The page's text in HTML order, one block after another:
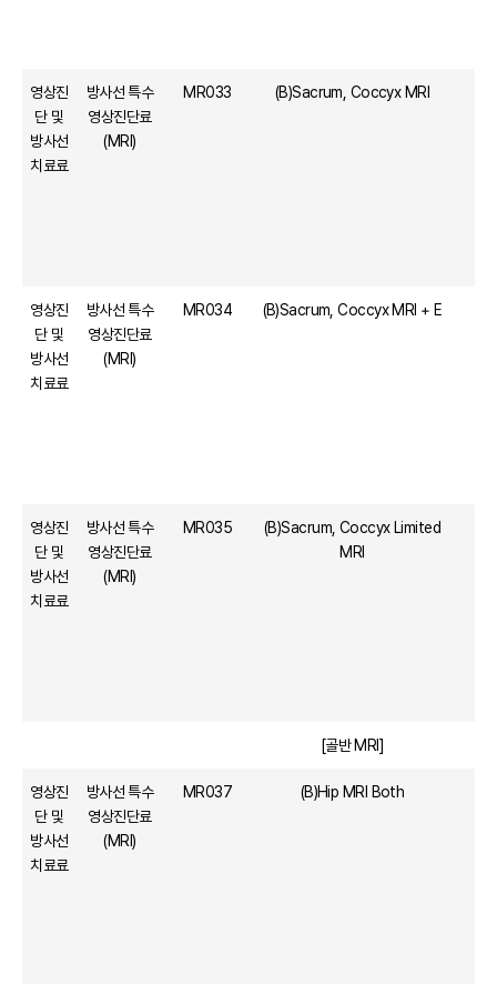
영상진
단 및
방사선
치료료
방사선 특수
영상진단료
(MRI)
MR033 (B)Sacrum, Coccyx MRI
영상진
단 및
방사선
치료료
방사선 특수
영상진단료
(MRI)
MR034 (B)Sacrum, Coccyx MRI + E
영상진
단 및
방사선
치료료
방사선 특수
영상진단료
(MRI)
MR035
(B)Sacrum, Coccyx Limited
MRI
[골반 MRI]
영상진
단 및
방사선
치료료
방사선 특수
영상진단료
(MRI)
MR037 (B)Hip MRI Both